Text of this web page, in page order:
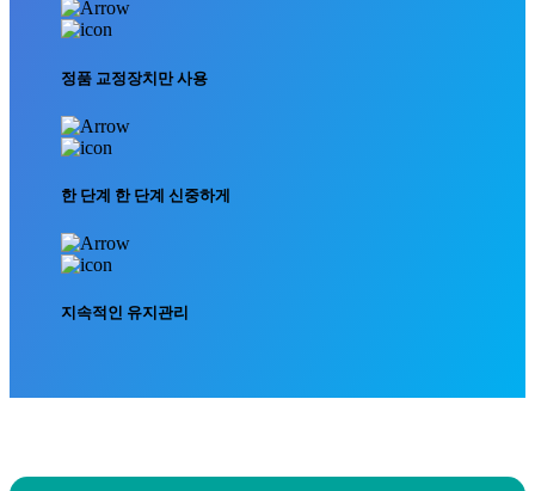
정품 교정장치만 사용
한 단계 한 단계 신중하게
지속적인 유지관리